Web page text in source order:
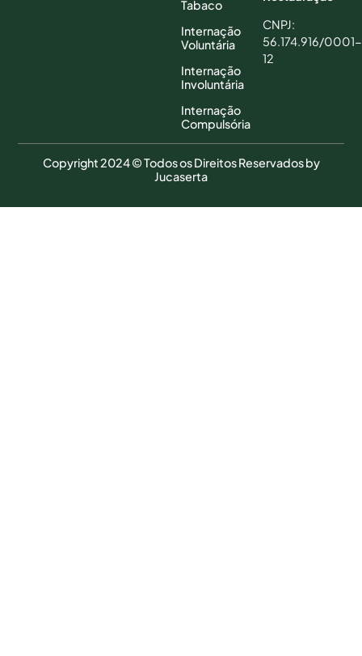
Tabaco
Internação
Voluntária
Internação
Involuntária
Internação
Compulsória
CNPJ:
56.174.916/0001-
12
Copyright 2024 © Todos os Direitos Reservados by
Jucaserta